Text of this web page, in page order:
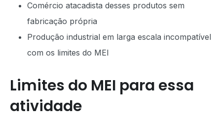
Comércio atacadista desses produtos sem
fabricação própria
Produção industrial em larga escala incompatível
com os limites do MEI
Limites do MEI para essa
atividade